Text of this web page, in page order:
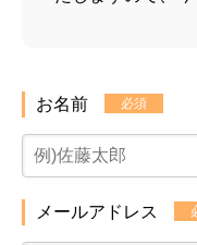
お名前 必須
メールアドレス